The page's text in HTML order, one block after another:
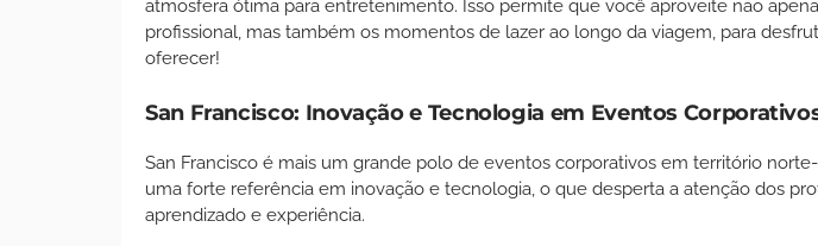
atmosfera ótima para entretenimento. Isso permite que você aproveite não
profissional, mas também os momentos de lazer ao longo da viagem, para
oferecer!
San Francisco: Inovação e Tecnologia em Eventos
San Francisco é mais um grande polo de eventos corporativos em território
uma forte referência em inovação e tecnologia, o que desperta a atenção dos
aprendizado e experiência.